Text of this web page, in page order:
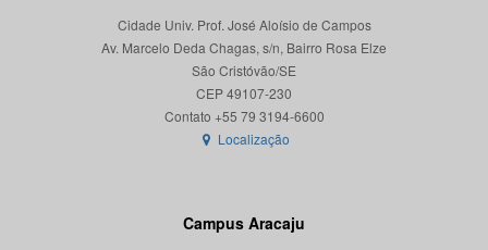
Cidade Univ. Prof. José Aloísio de Campos
Av. Marcelo Deda Chagas, s/n, Bairro Rosa Elze
São Cristóvão/SE
CEP 49107-230
Localização
Campus Aracaju